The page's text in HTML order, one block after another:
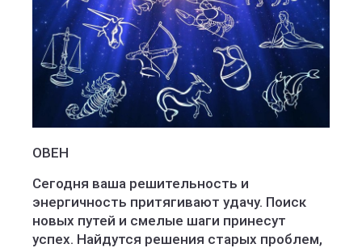
ОВЕН
Сегодня ваша решительность и
энергичность притягивают удачу. Поиск
новых путей и смелые шаги принесут
успех. Найдутся решения старых проблем,